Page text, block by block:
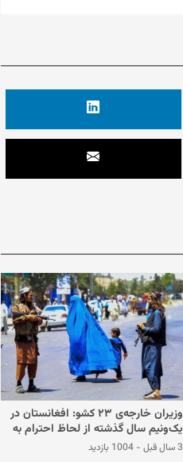
وزیران خارجه‌ی ۲۳ کشو: افغانستان در
یک‌ونیم سال گذشته از لحاظ احترام به
حقوق بشر گواه شدیدترین عقب‌گرد بوده
3 سال قبل - 1004 بازدید